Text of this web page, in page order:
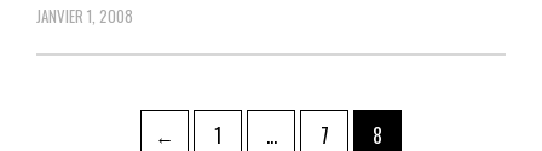
JANVIER 1, 2008
← Page
1 … Page
7 Page
8